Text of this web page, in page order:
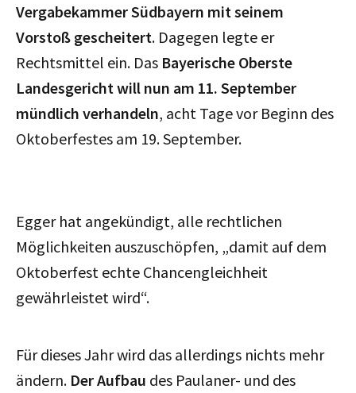
Vergabekammer Südbayern mit seinem
Vorstoß gescheitert. Dagegen legte er
Rechtsmittel ein. Das Bayerische Oberste
Landesgericht will nun am 11. September
mündlich verhandeln, acht Tage vor Beginn des
Oktoberfestes am 19. September.
Egger hat angekündigt, alle rechtlichen
Möglichkeiten auszuschöpfen, „damit auf dem
Oktoberfest echte Chancengleichheit
gewährleistet wird“.
Für dieses Jahr wird das allerdings nichts mehr
ändern. Der Aufbau des Paulaner- und des